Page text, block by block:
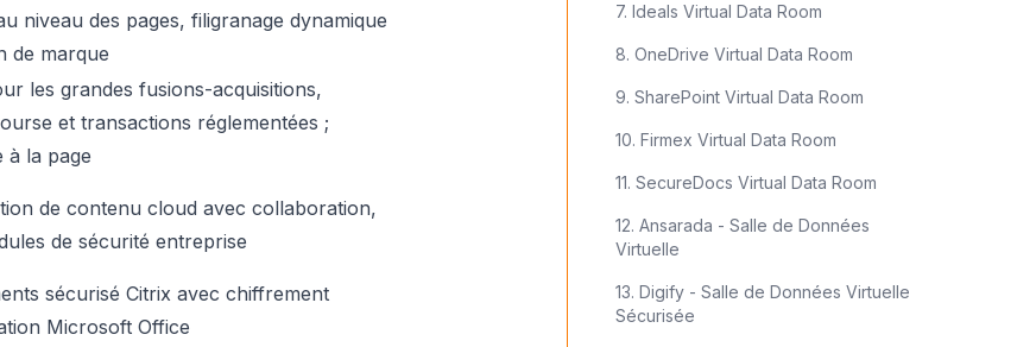
niveau des pages, filigranage dynamique
de marque
les grandes fusions-acquisitions,
et transactions réglementées ;
à la page
de contenu cloud avec collaboration,
de sécurité entreprise
sécurisé Citrix avec chiffrement
Microsoft Office
7. Ideals Virtual Data Room
8. OneDrive Virtual Data Room
9. SharePoint Virtual Data Room
10. Firmex Virtual Data Room
11. SecureDocs Virtual Data Room
12. Ansarada - Salle de Données
Virtuelle
13. Digify - Salle de Données Virtuelle
Sécurisée